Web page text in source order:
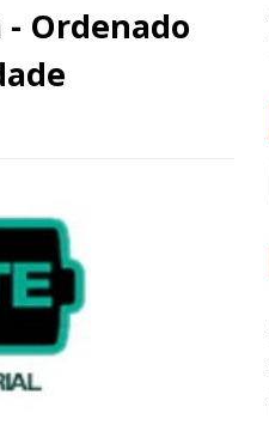
Ordenado